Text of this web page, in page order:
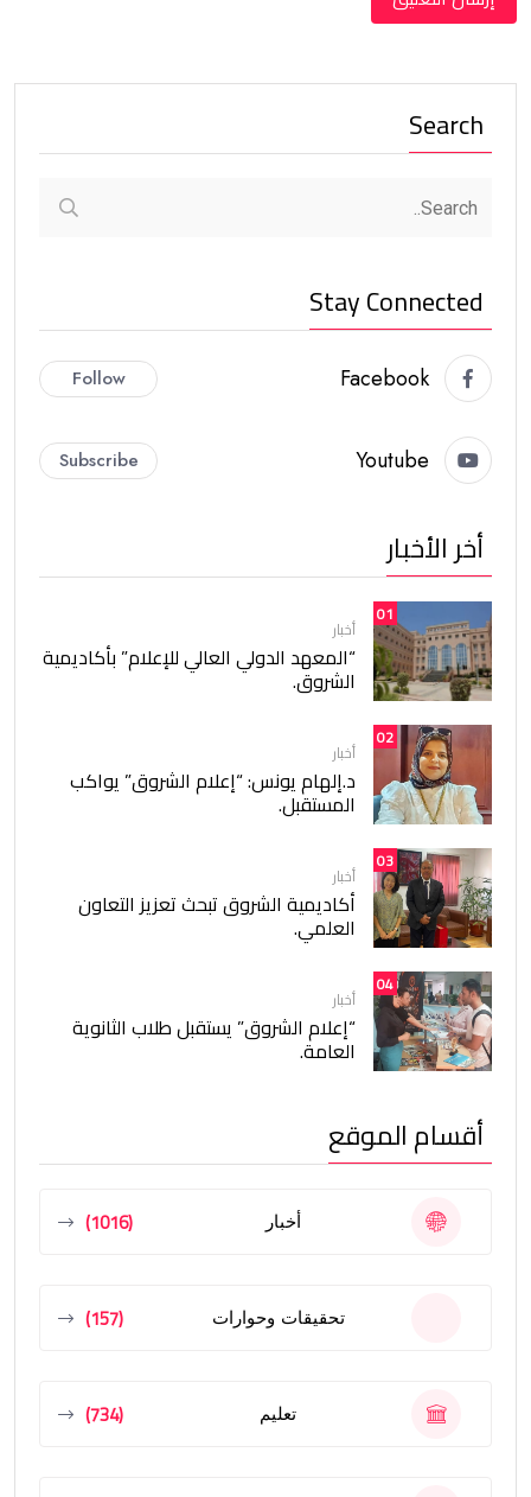
Search
Stay Connected
Facebook
Follow
Youtube
Subscribe
أخر الأخبار
01
أخبار
“المعهد الدولي العالي للإعلام” بأكاديمية
الشروق.
02
أخبار
د.إلهام يونس: “إعلام الشروق” يواكب
المستقبل.
03
أخبار
أكاديمية الشروق تبحث تعزيز التعاون
العلمي.
04
أخبار
“إعلام الشروق” يستقبل طلاب الثانوية
العامة.
أقسام الموقع
أخبار (1016)
تحقيقات وحوارات (157)
تعليم (734)